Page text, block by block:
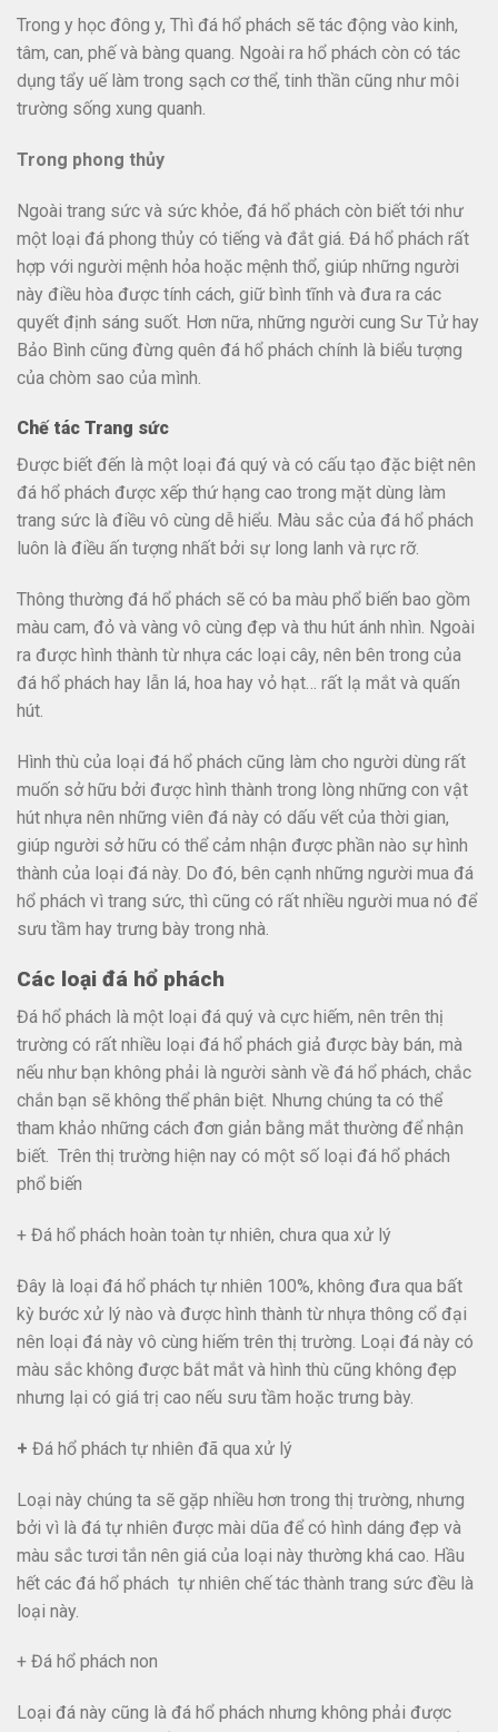
Trong y học đông y, Thì đá hổ phách sẽ tác động vào kinh,
tâm, can, phế và bàng quang. Ngoài ra hổ phách còn có tác
dụng tẩy uế làm trong sạch cơ thể, tinh thần cũng như môi
trường sống xung quanh.
Trong phong thủy
Ngoài trang sức và sức khỏe, đá hổ phách còn biết tới như
một loại đá phong thủy có tiếng và đắt giá. Đá hổ phách rất
hợp với người mệnh hỏa hoặc mệnh thổ, giúp những người
này điều hòa được tính cách, giữ bình tĩnh và đưa ra các
quyết định sáng suốt. Hơn nữa, những người cung Sư Tử hay
Bảo Bình cũng đừng quên đá hổ phách chính là biểu tượng
của chòm sao của mình.
Chế tác Trang sức
Được biết đến là một loại đá quý và có cấu tạo đặc biệt nên
đá hổ phách được xếp thứ hạng cao trong mặt dùng làm
trang sức là điều vô cùng dễ hiểu. Màu sắc của đá hổ phách
luôn là điều ấn tượng nhất bởi sự long lanh và rực rỡ.
Thông thường đá hổ phách sẽ có ba màu phổ biến bao gồm
màu cam, đỏ và vàng vô cùng đẹp và thu hút ánh nhìn. Ngoài
ra được hình thành từ nhựa các loại cây, nên bên trong của
đá hổ phách hay lẫn lá, hoa hay vỏ hạt… rất lạ mắt và quấn
hút.
Hình thù của loại đá hổ phách cũng làm cho người dùng rất
muốn sở hữu bởi được hình thành trong lòng những con vật
hút nhựa nên những viên đá này có dấu vết của thời gian,
giúp người sở hữu có thể cảm nhận được phần nào sự hình
thành của loại đá này. Do đó, bên cạnh những người mua đá
hổ phách vì trang sức, thì cũng có rất nhiều người mua nó để
sưu tầm hay trưng bày trong nhà.
Các loại đá hổ phách
Đá hổ phách là một loại đá quý và cực hiếm, nên trên thị
trường có rất nhiều loại đá hổ phách giả được bày bán, mà
nếu như bạn không phải là người sành về đá hổ phách, chắc
chắn bạn sẽ không thể phân biệt. Nhưng chúng ta có thể
tham khảo những cách đơn giản bằng mắt thường để nhận
biết. Trên thị trường hiện nay có một số loại đá hổ phách
phổ biến
+ Đá hổ phách hoàn toàn tự nhiên, chưa qua xử lý
Đây là loại đá hổ phách tự nhiên 100%, không đưa qua bất
kỳ bước xử lý nào và được hình thành từ nhựa thông cổ đại
nên loại đá này vô cùng hiếm trên thị trường. Loại đá này có
màu sắc không được bắt mắt và hình thù cũng không đẹp
nhưng lại có giá trị cao nếu sưu tầm hoặc trưng bày.
+ Đá hổ phách tự nhiên đã qua xử lý
Loại này chúng ta sẽ gặp nhiều hơn trong thị trường, nhưng
bởi vì là đá tự nhiên được mài dũa để có hình dáng đẹp và
màu sắc tươi tắn nên giá của loại này thường khá cao. Hầu
hết các đá hổ phách tự nhiên chế tác thành trang sức đều là
loại này.
+ Đá hổ phách non
Loại đá này cũng là đá hổ phách nhưng không phải được